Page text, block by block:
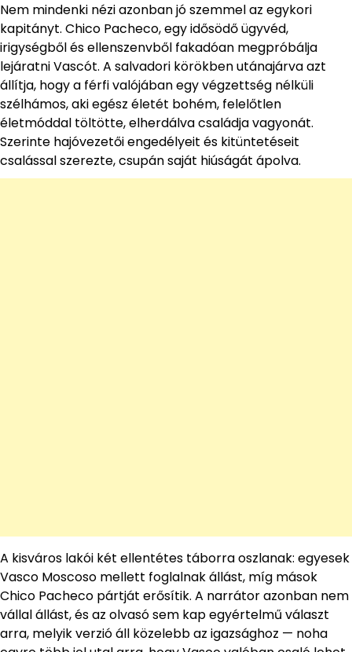
Nem mindenki nézi azonban jó szemmel az egykori
kapitányt. Chico Pacheco, egy idősödő ügyvéd,
irigységből és ellenszenvből fakadóan megpróbálja
lejáratni Vascót. A salvadori körökben utánajárva azt
állítja, hogy a férfi valójában egy végzettség nélküli
szélhámos, aki egész életét bohém, felelőtlen
életmóddal töltötte, elherdálva családja vagyonát.
Szerinte hajóvezetői engedélyeit és kitüntetéseit
csalással szerezte, csupán saját hiúságát ápolva.
A kisváros lakói két ellentétes táborra oszlanak: egyesek
Vasco Moscoso mellett foglalnak állást, míg mások
Chico Pacheco pártját erősítik. A narrátor azonban nem
vállal állást, és az olvasó sem kap egyértelmű választ
arra, melyik verzió áll közelebb az igazsághoz — noha